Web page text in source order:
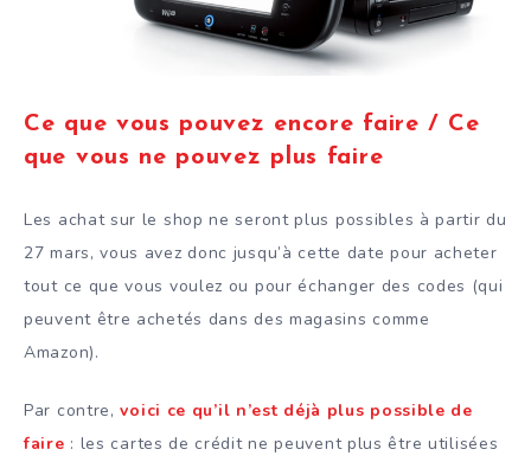
Ce que vous pouvez encore faire / Ce
que vous ne pouvez plus faire
Les achat sur le shop ne seront plus possibles à partir du
27 mars, vous avez donc jusqu’à cette date pour acheter
tout ce que vous voulez ou pour échanger des codes (qui
peuvent être achetés dans des magasins comme
Amazon).
Par contre,voici ce qu’il n’est déjà plus possible de
faire : les cartes de crédit ne peuvent plus être utilisées